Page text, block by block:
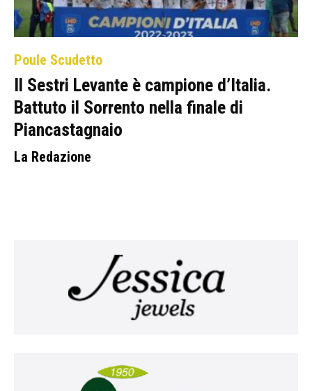
Poule Scudetto
Il Sestri Levante è campione d’Italia.
Battuto il Sorrento nella finale di
Piancastagnaio
La Redazione